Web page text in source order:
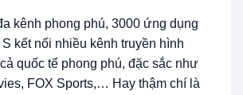
kênh phong phú, 3000 ứng dụng
kết nối nhiều kênh truyền hình
quốc tế phong phú, đặc sắc như
FOX Sports,… Hay thậm chí là